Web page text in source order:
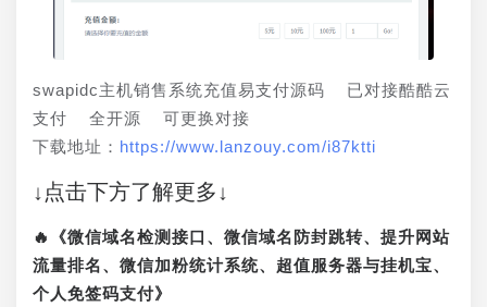
swapidc主机销售系统充值易支付源码  已对接酷酷云
支付  全开源  可更换对接
下载地址： https://www.lanzouy.com/i87ktti
↓点击下方了解更多↓
🔥《微信域名检测接口、微信域名防封跳转、提升网站
流量排名、微信加粉统计系统、超值服务器与挂机宝、
个人免签码支付》